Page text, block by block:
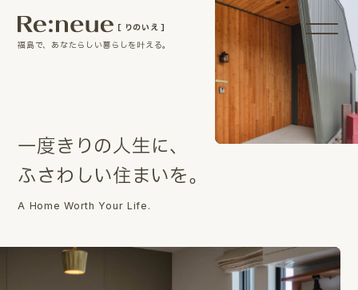
［ りのいえ ］
福島で、あなたらしい暮らしを叶える。
一度き りの人生に、
ふさわ しい住まいを。
A Home Worth Your Life.